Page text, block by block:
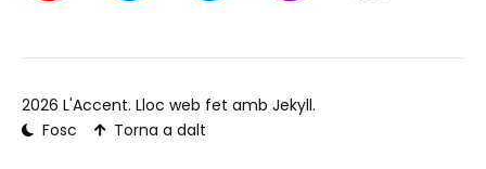
2026 L'Accent. Lloc web fet amb Jekyll.
Fosc
Torna a dalt